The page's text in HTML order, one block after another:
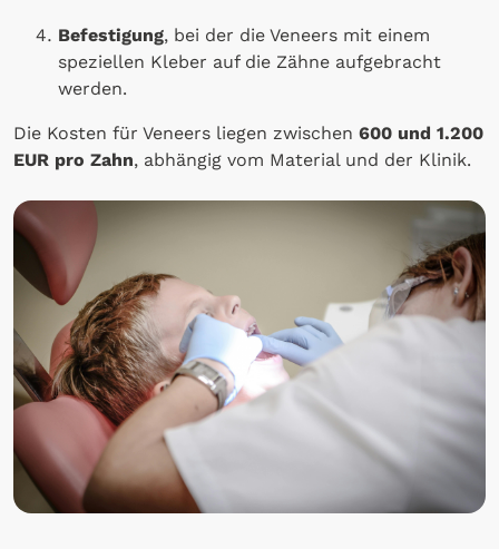
Befestigung, bei der die Veneers mit einem
speziellen Kleber auf die Zähne aufgebracht
werden.
Die Kosten für Veneers liegen zwischen 600 und 1.200
EUR pro Zahn, abhängig vom Material und der Klinik.